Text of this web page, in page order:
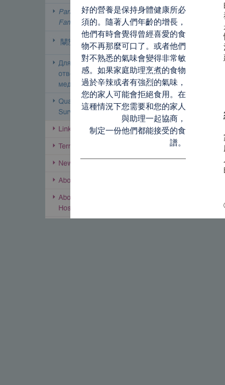
好的營養是保持身體健康所必
須的。隨著人們年齡的增長，
他們有時會覺得曾經喜愛的食
物不再那麼可口了。或者他們
對不熟悉的氣味會變得非常敏
感。如果家庭助理烹煮的食物
過於辛辣或者有強烈的氣味，
您的家人可能會拒絕食用。在
這種情況下您需要和您的家人
與助理一起協商，
制定一份他們都能接受的食
譜。